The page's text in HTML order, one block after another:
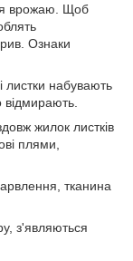
врожаю. Щоб
Ознаки
листки набувають
відмирають.
жилок листків
плями,
тканина
з'являються